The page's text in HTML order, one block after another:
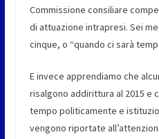
Commissione consiliare
di attuazione intrapresi. Sei
cinque, o “quando ci sarà
E invece apprendiamo che
risalgono addirittura al 2015 e
tempo politicamente e
vengono riportate